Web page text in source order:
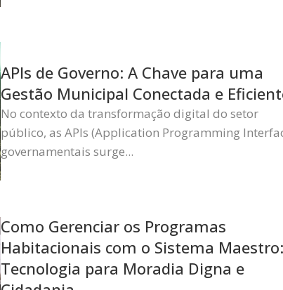
APIs de Governo: A Chave para uma
Gestão Municipal Conectada e
No contexto da transformação digital do setor
público, as APIs (Application Programming
governamentais surge...
Como Gerenciar os Programas
Habitacionais com o Sistema Maestro:
Tecnologia para Moradia Digna e